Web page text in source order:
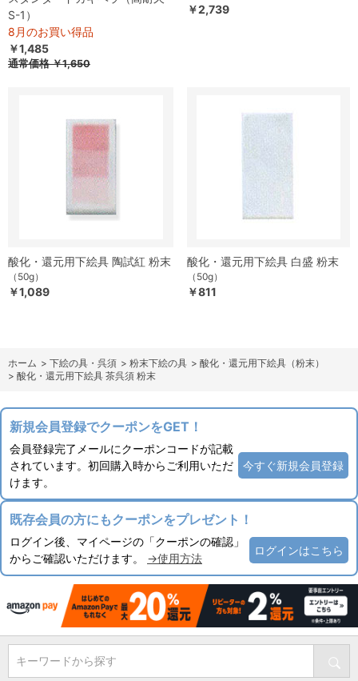
S-1）
8月のお買い得品
￥1,485
通常価格￥1,650
￥2,739
酸化・還元用下絵具 陶試紅 粉末
（50g）
￥1,089
酸化・還元用下絵具 白盛 粉末
（50g）
￥811
ホーム > 下絵の具・呉須 > 粉末下絵の具 > 酸化・還元用下絵具（粉末）
> 酸化・還元用下絵具 茶呉須 粉末
新規会員登録でクーポンをGET！
会員登録完了メールにクーポンコードが記載
されています。初回購入時からご利用いただ
けます。
今すぐ新規会員登録
既存会員の方にもクーポンをプレゼント！
ログイン後、マイページの「クーポンの確認」
からご確認いただけます。 →使用方法
ログインはこちら
キーワードから探す